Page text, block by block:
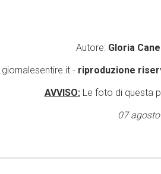
Autore: Gloria
- riproduzione
AVVISO:Le foto di questa
07